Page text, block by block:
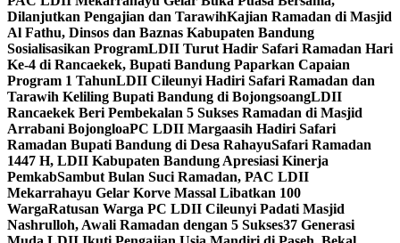
Dilanjutkan Pengajian dan TarawihKajian Ramadan di Masjid
Al Fathu, Dinsos dan Baznas Kabupaten Bandung
Sosialisasikan ProgramLDII Turut Hadir Safari Ramadan Hari
Ke-4 di Rancaekek, Bupati Bandung Paparkan Capaian
Program 1 TahunLDII Cileunyi Hadiri Safari Ramadan dan
Tarawih Keliling Bupati Bandung di BojongsoangLDII
Rancaekek Beri Pembekalan 5 Sukses Ramadan di Masjid
Arrabani BojongloaPC LDII Margaasih Hadiri Safari
Ramadan Bupati Bandung di Desa RahayuSafari Ramadan
1447 H, LDII Kabupaten Bandung Apresiasi Kinerja
PemkabSambut Bulan Suci Ramadan, PAC LDII
Mekarrahayu Gelar Korve Massal Libatkan 100
WargaRatusan Warga PC LDII Cileunyi Padati Masjid
Nashrulloh, Awali Ramadan dengan 5 Sukses37 Generasi